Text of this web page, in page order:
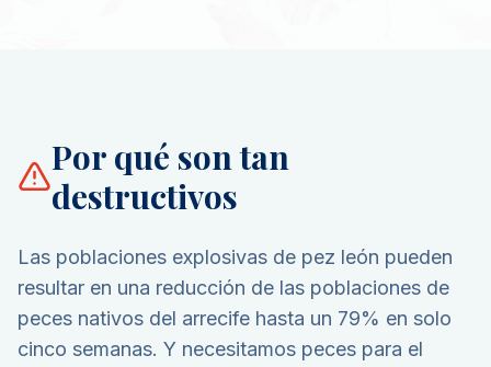
Por qué son tan
destructivos
Las poblaciones explosivas de pez león pueden
resultar en una reducción de las poblaciones de
peces nativos del arrecife hasta un 79% en solo
cinco semanas. Y necesitamos peces para el